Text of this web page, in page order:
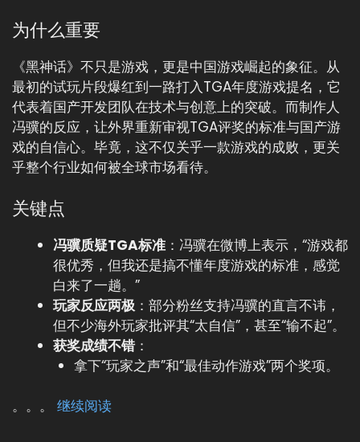
为什么重要
《黑神话》不只是游戏，更是中国游戏崛起的象征。从
最初的试玩片段爆红到一路打入TGA年度游戏提名，它
代表着国产开发团队在技术与创意上的突破。而制作人
冯骥的反应，让外界重新审视TGA评奖的标准与国产游
戏的自信心。毕竟，这不仅关乎一款游戏的成败，更关
乎整个行业如何被全球市场看待。
关键点
冯骥质疑TGA标准 ：冯骥在微博上表示，“游戏都
很优秀，但我还是搞不懂年度游戏的标准，感觉
白来了一趟。”
玩家反应两极 ：部分粉丝支持冯骥的直言不讳，
但不少海外玩家批评其“太自信”，甚至“输不起”。
获奖成绩不错：
拿下“玩家之声”和“最佳动作游戏”两个奖项。
。。。 继续阅读